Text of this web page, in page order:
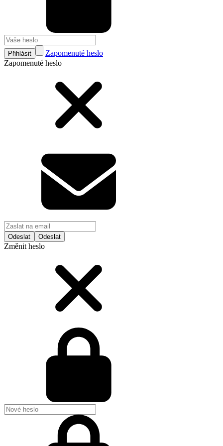
Přihlásit
Zapomenuté heslo
Zapomenuté heslo
Odeslat
Změnit heslo